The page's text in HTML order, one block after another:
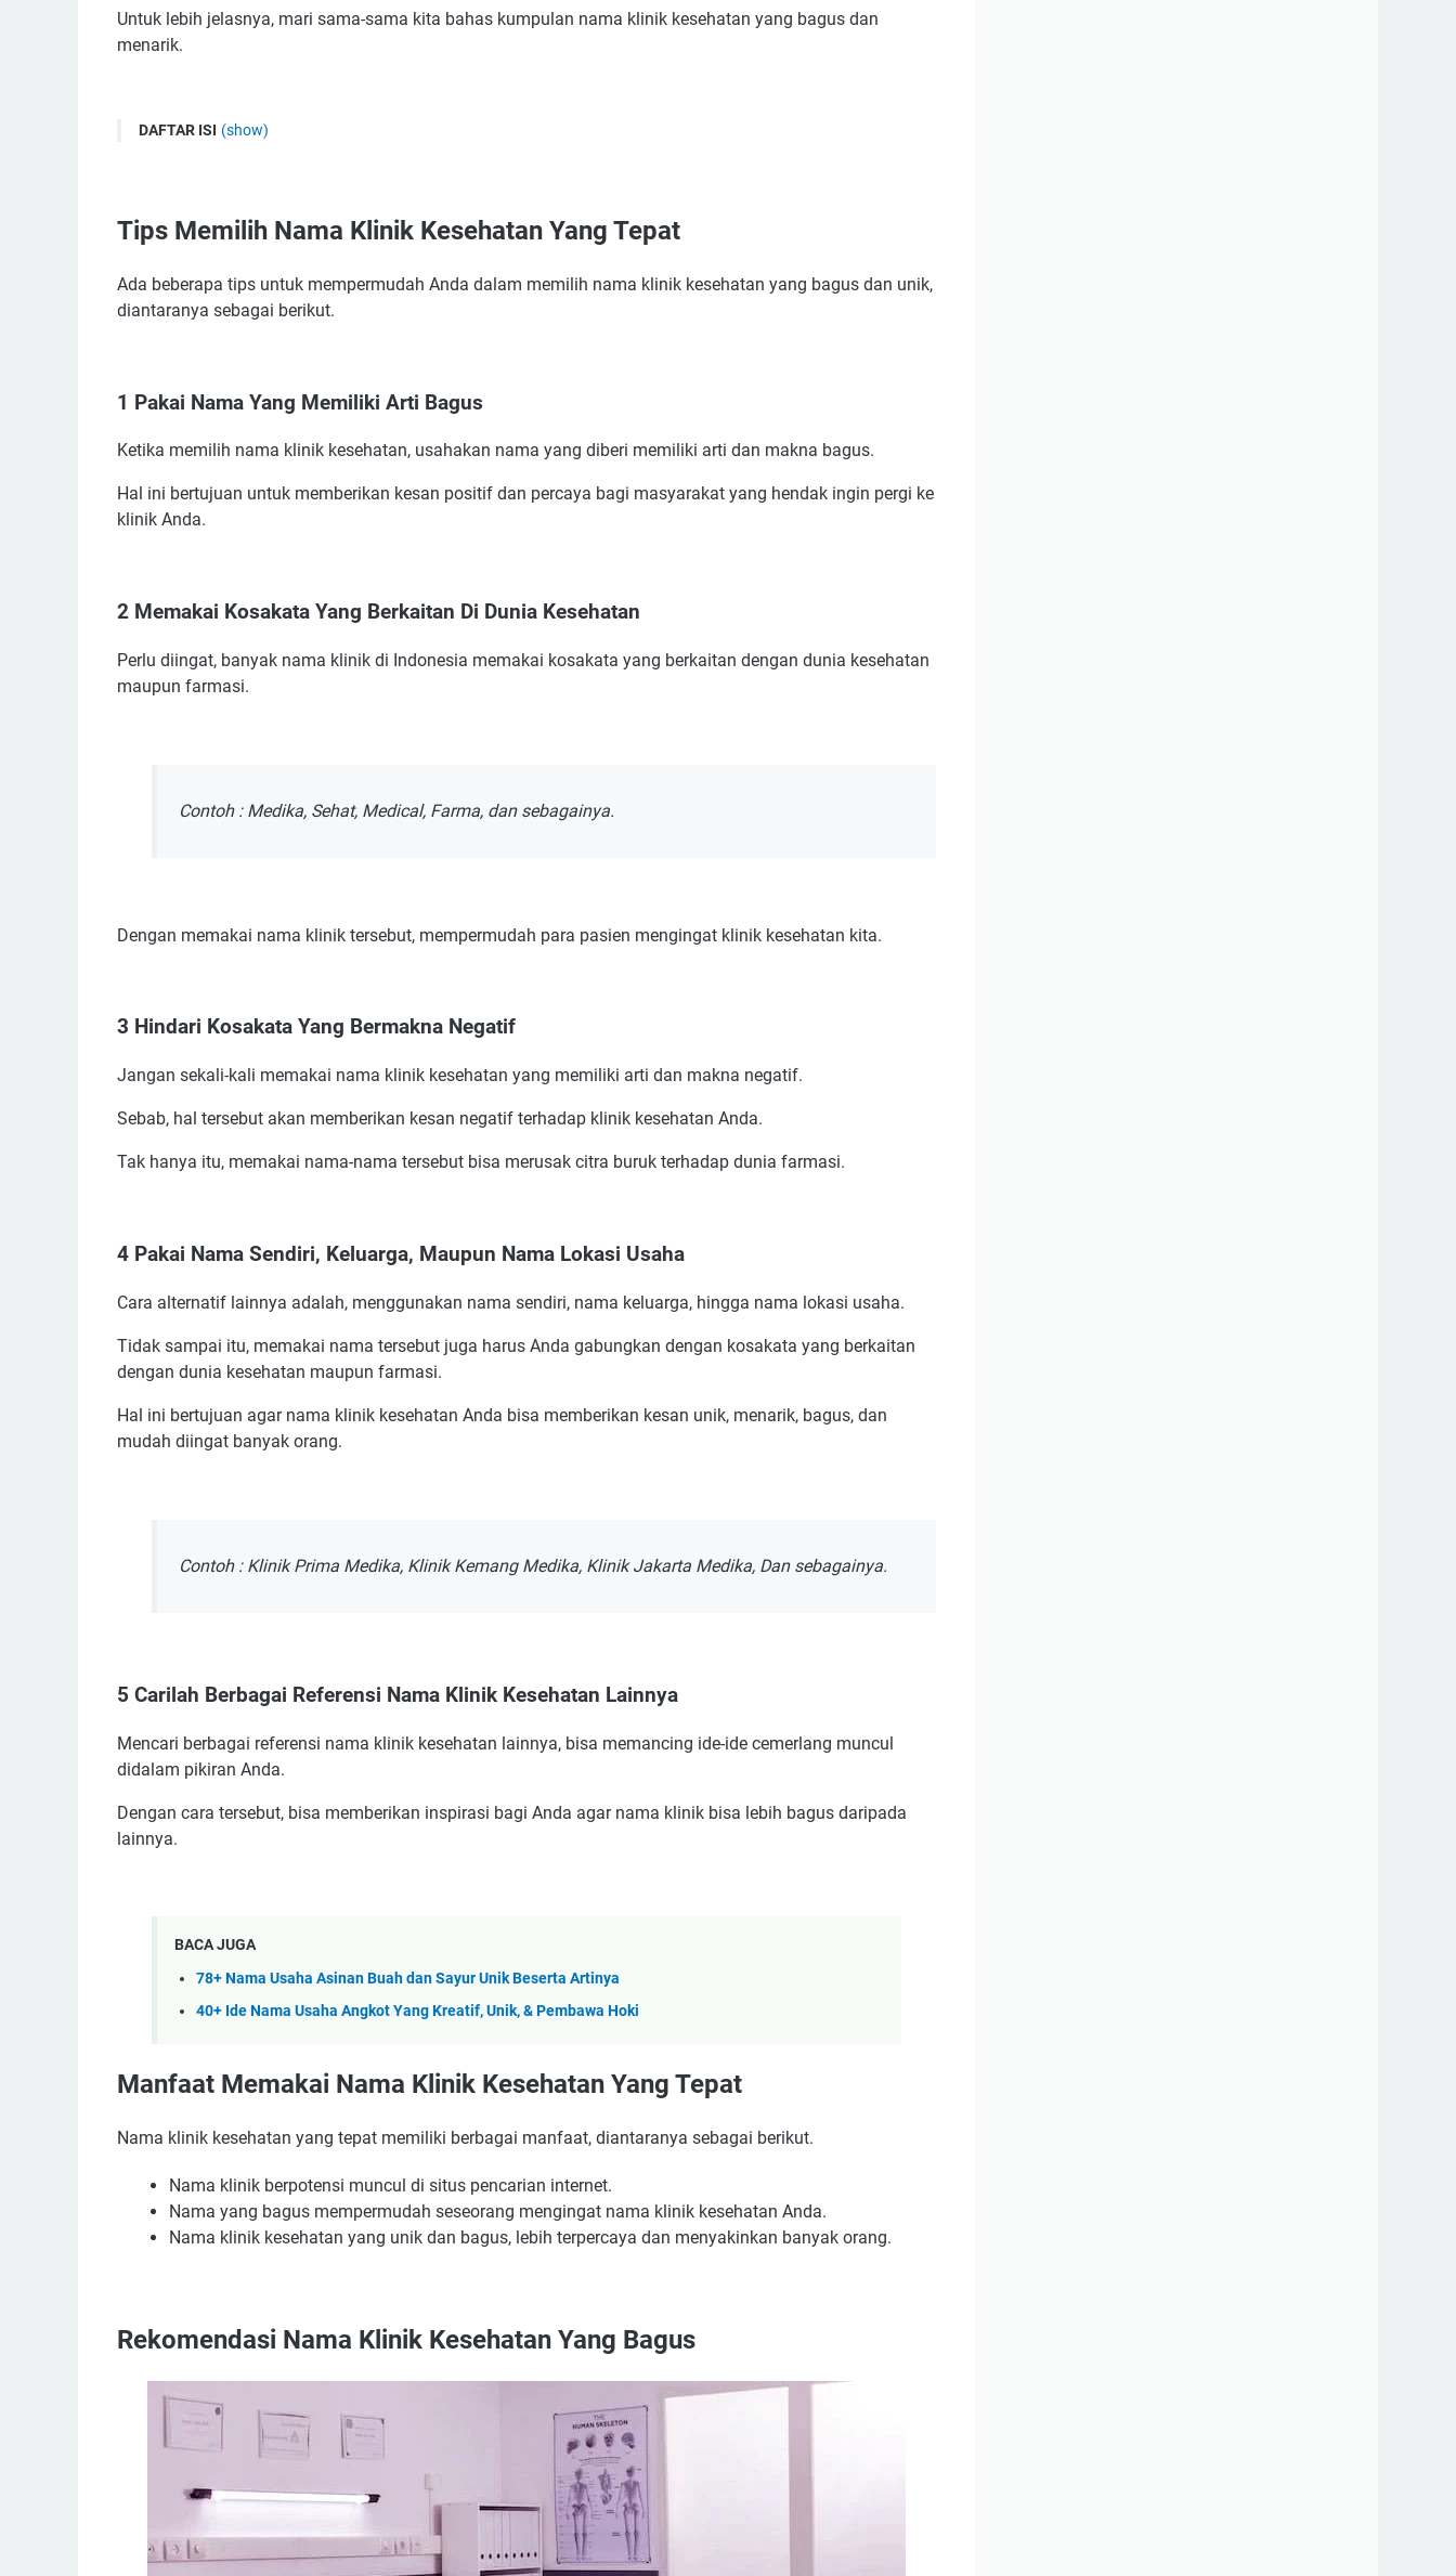
Untuk lebih jelasnya, mari sama-sama kita bahas kumpulan nama klinik kesehatan yang bagus dan
menarik.
DAFTAR ISI (show)
2 Memakai Kosakata Yang Berkaitan Di Dunia Kesehatan
4 Pakai Nama Sendiri, Keluarga, Maupun Nama Lokasi Usaha
5 Carilah Berbagai Referensi Nama Klinik Kesehatan Lainnya
Ide Nama Klinik Kesehatan Yang Unik
Contoh Nama Klinik Kesehatan Islami
Contoh Referensi Nama Klinik Kesehatan di Indonesia
Tips Memilih Nama Klinik Kesehatan Yang Tepat
Ada beberapa tips untuk mempermudah Anda dalam memilih nama klinik kesehatan yang bagus dan unik,
diantaranya sebagai berikut.
1 Pakai Nama Yang Memiliki Arti Bagus
Ketika memilih nama klinik kesehatan, usahakan nama yang diberi memiliki arti dan makna bagus.
Hal ini bertujuan untuk memberikan kesan positif dan percaya bagi masyarakat yang hendak ingin pergi ke
klinik Anda.
2 Memakai Kosakata Yang Berkaitan Di Dunia Kesehatan
Perlu diingat, banyak nama klinik di Indonesia memakai kosakata yang berkaitan dengan dunia kesehatan
maupun farmasi.
Contoh : Medika, Sehat, Medical, Farma, dan sebagainya.
Dengan memakai nama klinik tersebut, mempermudah para pasien mengingat klinik kesehatan kita.
3 Hindari Kosakata Yang Bermakna Negatif
Jangan sekali-kali memakai nama klinik kesehatan yang memiliki arti dan makna negatif.
Sebab, hal tersebut akan memberikan kesan negatif terhadap klinik kesehatan Anda.
Tak hanya itu, memakai nama-nama tersebut bisa merusak citra buruk terhadap dunia farmasi.
4 Pakai Nama Sendiri, Keluarga, Maupun Nama Lokasi Usaha
Cara alternatif lainnya adalah, menggunakan nama sendiri, nama keluarga, hingga nama lokasi usaha.
Tidak sampai itu, memakai nama tersebut juga harus Anda gabungkan dengan kosakata yang berkaitan
dengan dunia kesehatan maupun farmasi.
Hal ini bertujuan agar nama klinik kesehatan Anda bisa memberikan kesan unik, menarik, bagus, dan
mudah diingat banyak orang.
Contoh : Klinik Prima Medika, Klinik Kemang Medika, Klinik Jakarta Medika, Dan sebagainya.
5 Carilah Berbagai Referensi Nama Klinik Kesehatan Lainnya
Mencari berbagai referensi nama klinik kesehatan lainnya, bisa memancing ide-ide cemerlang muncul
didalam pikiran Anda.
Dengan cara tersebut, bisa memberikan inspirasi bagi Anda agar nama klinik bisa lebih bagus daripada
lainnya.
BACA JUGA
78+ Nama Usaha Asinan Buah dan Sayur Unik Beserta Artinya
40+ Ide Nama Usaha Angkot Yang Kreatif, Unik, & Pembawa Hoki
Manfaat Memakai Nama Klinik Kesehatan Yang Tepat
Nama klinik kesehatan yang tepat memiliki berbagai manfaat, diantaranya sebagai berikut.
Nama klinik berpotensi muncul di situs pencarian internet.
Nama yang bagus mempermudah seseorang mengingat nama klinik kesehatan Anda.
Nama klinik kesehatan yang unik dan bagus, lebih terpercaya dan menyakinkan banyak orang.
Rekomendasi Nama Klinik Kesehatan Yang Bagus